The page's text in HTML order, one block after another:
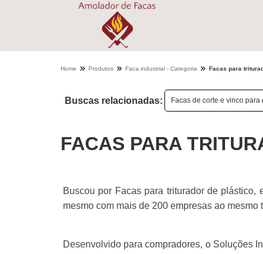
Home Produtos Faca industrial - Categoria Facas para
Buscas relacionadas: Facas de corte e vinco para
FACAS PARA
Buscou por Facas para triturador de
mesmo com mais de 200 empresas ao
Desenvolvido para compradores, o Soluções